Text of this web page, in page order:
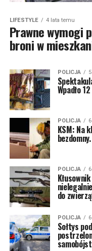
LIFESTYLE 4 lata temu
Prawne wymogi
broni w
POLICJA
Wpadło
POLICJA
KSM: Na
POLICJA
do
POLICJA
Sołtys